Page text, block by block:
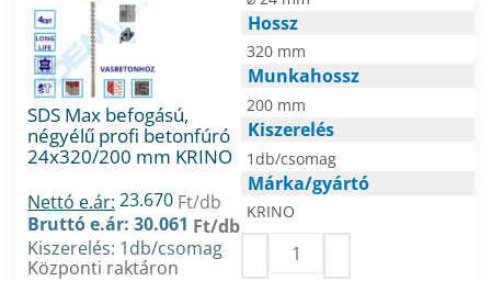
SDS Max befogású,
négyélű profi betonfúró
24x320/200 mm KRINO
Nettó e.ár: 23.670 Ft/db
Bruttó e.ár: 30.061 Ft/db
Kiszerelés: 1db/csomag
Központi raktáron
Hossz
320 mm
Munkahossz
200 mm
Kiszerelés
1db/csomag
Márka/gyártó
KRINO